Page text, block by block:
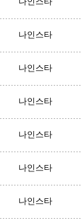
나인스타
나인스타
나인스타
나인스타
나인스타
나인스타